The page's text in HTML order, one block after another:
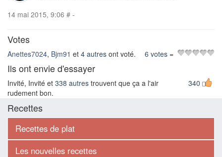
14 mai 2015, 9:06 # -
Votes
Anettes7024, Bjm91 et 4 autres ont voté. =
6 votes
Ils ont envie d'essayer
340
Invité, Invité et 338 autres trouvent que ça a l'air
rudement bon.
Recettes
Recettes de plat
Les nouvelles recettes